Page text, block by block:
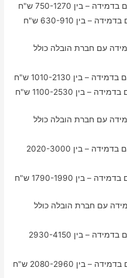
דירת 3 חדרים בדמידה עם חברת הובלה כולל
דירת 4 חדרים בדמידה עם חברת הובלה כולל
טווח המחירים להובלת דירת 4 חדרים בדמידה – בין 2020-3000
דירת 5 חדרים בדמידה עם חברת הובלה כולל
טווח המחירים להובלת דירת 5 חדרים בדמידה – בין 2930-4150